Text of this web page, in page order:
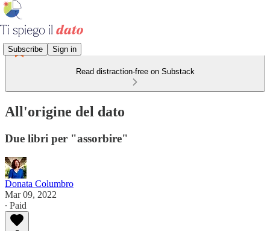
Subscribe Sign in
Read distraction-free on Substack
All'origine del dato
Due libri per "assorbire"
Donata Columbro
Mar 09, 2022
∙ Paid